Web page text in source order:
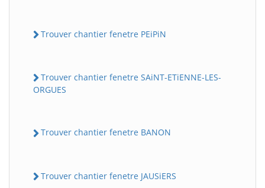
Trouver chantier fenetre PEiPiN
Trouver chantier fenetre SAiNT-ETiENNE-LES-
ORGUES
Trouver chantier fenetre BANON
Trouver chantier fenetre JAUSiERS